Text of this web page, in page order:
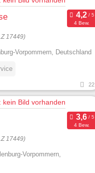
4 Bew.
17449)
Vorpommern, Deutschland
22
4 Bew.
17449)
Vorpommern,